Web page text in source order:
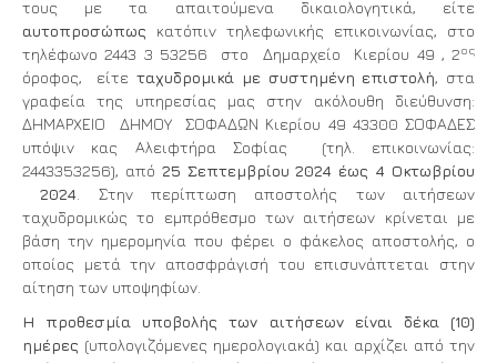
τους με τα απαιτούμενα δικαιολογητικά, είτε
αυτοπροσώπως κατόπιν τηλεφωνικής επικοινωνίας, στο
τηλέφωνο 2443 3 53256 στο Δημαρχείο Κιερίου 49 , 2ος
όροφος, είτεταχυδρομικά με συστημένη επιστολή, στα
γραφεία της υπηρεσίας μας στην ακόλουθη διεύθυνση:
ΔΗΜΑΡΧΕΙΟ ΔΗΜΟΥ ΣΟΦΑΔΩΝ Κιερίου 49 43300 ΣΟΦΑΔΕΣ
υπόψιν κας Αλειφτήρα Σοφίας (τηλ. επικοινωνίας:
2443353256), από 25 Σεπτεμβρίου 2024 έως 4 Οκτωβρίου
2024 . Στην περίπτωση αποστολής των αιτήσεων
ταχυδρομικώς το εμπρόθεσμο των αιτήσεων κρίνεται με
βάση την ημερομηνία που φέρει ο φάκελος αποστολής, ο
οποίος μετά την αποσφράγισή του επισυνάπτεται στην
αίτηση των υποψηφίων.
Η προθεσμία υποβολής των αιτήσεων είναι δέκα (10)
ημέρες (υπολογιζόμενες ημερολογιακά) και αρχίζει από την